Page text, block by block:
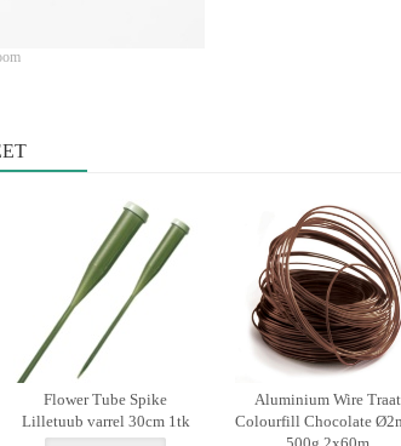
Flower Tube Spike
Lilletuub varrel 30cm 1tk
Aluminium Wire Traat
Colourfill Chocolate